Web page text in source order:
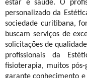
estar e saúde. O
personalizado da
sociedade curitibana,
buscam serviços de
solicitações de
profissionais da
fisioterapia, muitos